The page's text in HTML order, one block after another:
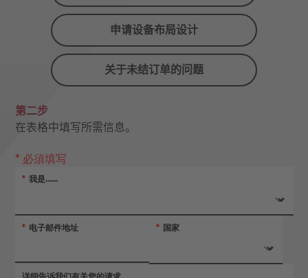
申请设备布局设计
关于未结订单的问题
第二步
在表格中填写所需信息。